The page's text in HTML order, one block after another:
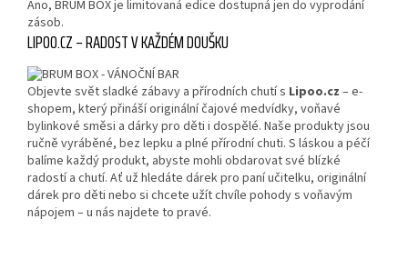
Ano, BRUM BOX je limitovaná edice dostupná jen do vyprodání
zásob.
LIPOO.CZ – RADOST V KAŽDÉM DOUŠKU
Objevte svět sladké zábavy a přírodních chutí s Lipoo.cz – e-
shopem, který přináší originální čajové medvídky, voňavé
bylinkové směsi a dárky pro děti i dospělé. Naše produkty jsou
ručně vyráběné, bez lepku a plné přírodní chuti. S láskou a péčí
balíme každý produkt, abyste mohli obdarovat své blízké
radostí a chutí. Ať už hledáte dárek pro paní učitelku, originální
dárek pro děti nebo si chcete užít chvíle pohody s voňavým
nápojem – u nás najdete to pravé.